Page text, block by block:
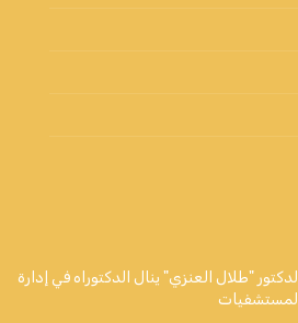
الدكتور "طلال العنزي" ينال الدكتوراه في إدارة
المستشفيات